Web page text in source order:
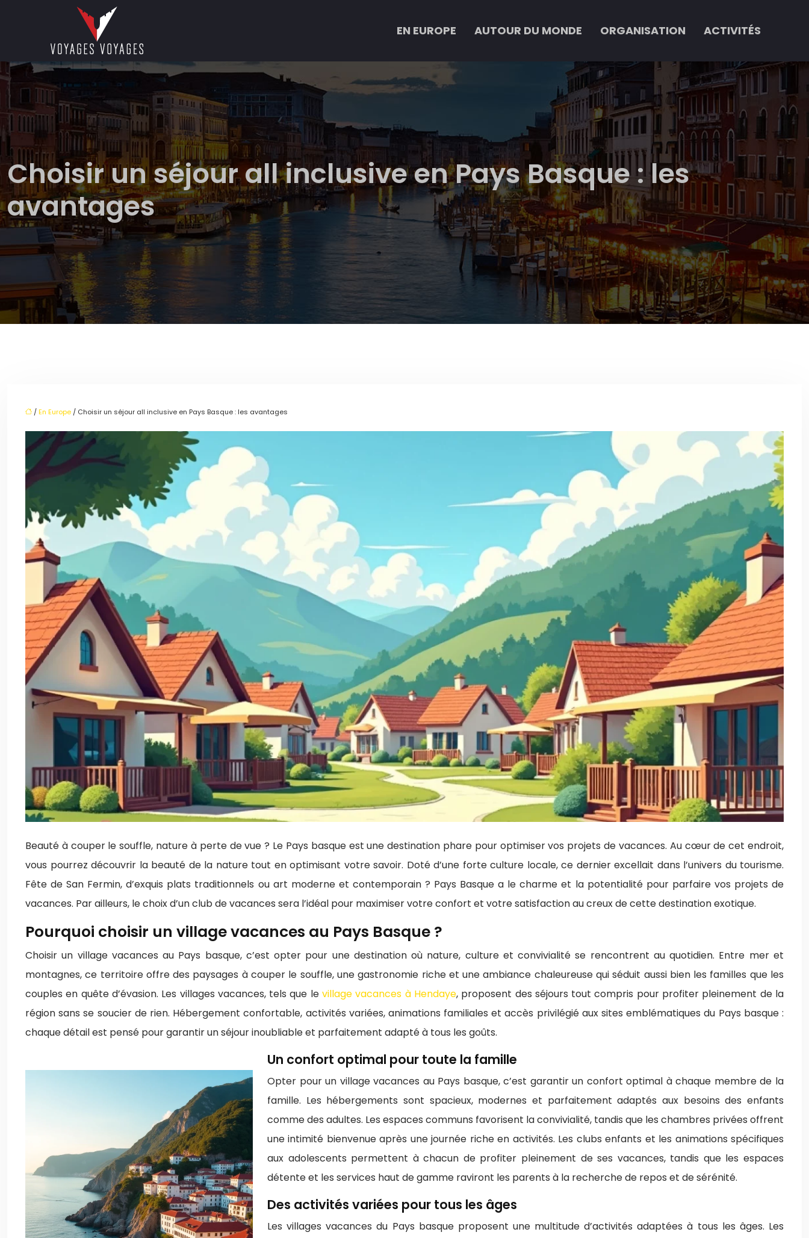
EN EUROPE AUTOUR DU MONDE ORGANISATION ACTIVITÉS
Choisir un séjour all inclusive en Pays Basque : les
avantages
/En Europe / Choisir un séjour all inclusive en Pays Basque : les avantages
Beauté à couper le souffle, nature à perte de vue ? Le Pays basque est une destination phare pour optimiser vos projets de vacances. Au cœur de cet endroit,
vous pourrez découvrir la beauté de la nature tout en optimisant votre savoir. Doté d’une forte culture locale, ce dernier excellait dans l’univers du tourisme.
Fête de San Fermin, d’exquis plats traditionnels ou art moderne et contemporain ? Pays Basque a le charme et la potentialité pour parfaire vos projets de
vacances. Par ailleurs, le choix d’un club de vacances sera l’idéal pour maximiser votre confort et votre satisfaction au creux de cette destination exotique.
Pourquoi choisir un village vacances au Pays Basque ?
Choisir un village vacances au Pays basque, c’est opter pour une destination où nature, culture et convivialité se rencontrent au quotidien. Entre mer et
montagnes, ce territoire offre des paysages à couper le souffle, une gastronomie riche et une ambiance chaleureuse qui séduit aussi bien les familles que les
couples en quête d’évasion. Les villages vacances, tels que levillage vacances à Hendaye, proposent des séjours tout compris pour profiter pleinement de la
région sans se soucier de rien. Hébergement confortable, activités variées, animations familiales et accès privilégié aux sites emblématiques du Pays basque :
chaque détail est pensé pour garantir un séjour inoubliable et parfaitement adapté à tous les goûts.
Un confort optimal pour toute la famille
Opter pour un village vacances au Pays basque, c’est garantir un confort optimal à chaque membre de la
famille. Les hébergements sont spacieux, modernes et parfaitement adaptés aux besoins des enfants
comme des adultes. Les espaces communs favorisent la convivialité, tandis que les chambres privées offrent
une intimité bienvenue après une journée riche en activités. Les clubs enfants et les animations spécifiques
aux adolescents permettent à chacun de profiter pleinement de ses vacances, tandis que les espaces
détente et les services haut de gamme raviront les parents à la recherche de repos et de sérénité.
Des activités variées pour tous les âges
Les villages vacances du Pays basque proposent une multitude d’activités adaptées à tous les âges. Les